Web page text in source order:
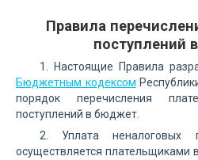
Правила
поступлений
1. Настоящие Правила
Бюджетным кодексом
порядок перечисления
поступлений в бюджет.
2. Уплата неналоговых
осуществляется плательщиками